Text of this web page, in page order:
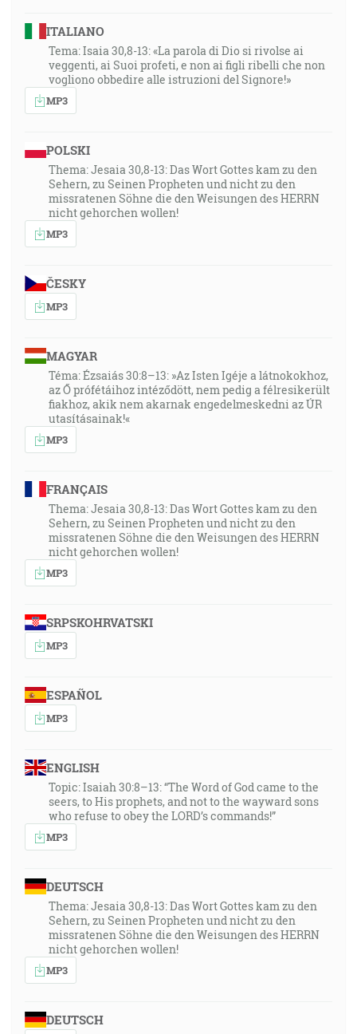
ITALIANO
Tema: Isaia 30,8-13: «La parola di Dio si rivolse ai
veggenti, ai Suoi profeti, e non ai figli ribelli che non
vogliono obbedire alle istruzioni del Signore!»
MP3
POLSKI
Thema: Jesaia 30,8-13: Das Wort Gottes kam zu den
Sehern, zu Seinen Propheten und nicht zu den
missratenen Söhne die den Weisungen des HERRN
nicht gehorchen wollen!
MP3
ČESKY
MP3
MAGYAR
Téma: Ézsaiás 30:8–13: »Az Isten Igéje a látnokokhoz,
az Ő prófétáihoz intéződött, nem pedig a félresikerült
fiakhoz, akik nem akarnak engedelmeskedni az ÚR
utasításainak!«
MP3
FRANÇAIS
Thema: Jesaia 30,8-13: Das Wort Gottes kam zu den
Sehern, zu Seinen Propheten und nicht zu den
missratenen Söhne die den Weisungen des HERRN
nicht gehorchen wollen!
MP3
SRPSKOHRVATSKI
MP3
ESPAÑOL
MP3
ENGLISH
Topic: Isaiah 30:8–13: “The Word of God came to the
seers, to His prophets, and not to the wayward sons
who refuse to obey the LORD’s commands!”
MP3
DEUTSCH
Thema: Jesaia 30,8-13: Das Wort Gottes kam zu den
Sehern, zu Seinen Propheten und nicht zu den
missratenen Söhne die den Weisungen des HERRN
nicht gehorchen wollen!
MP3
DEUTSCH